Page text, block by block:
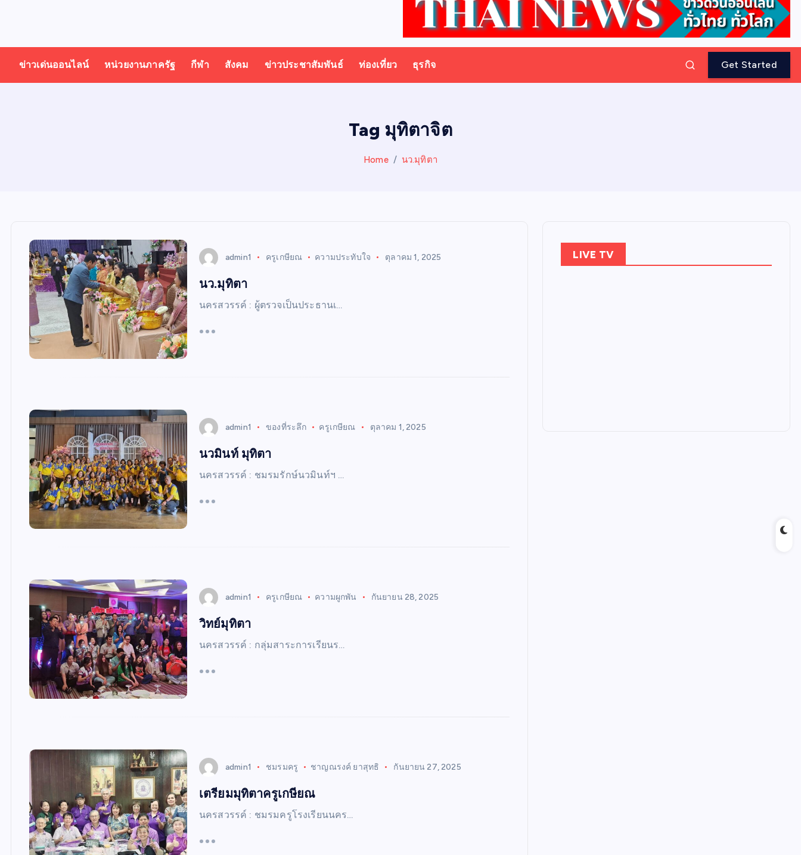
H
W
S
ข่าวเด่นออนไลน์ หน่วยงานภาครัฐ กีฬา สังคม ข่าวประชาสัมพันธ์ ท่องเที่ยว ธุรกิจ Get Started
Tag มุทิตาจิต
Home นว.มุทิตา
admin1 ครูเกษียณ ความประทับใจ ตุลาคม 1, 2025
นว.มุทิตา
นครสวรรค์ : ผู้ตรวจเป็นประธานเ…
admin1 ของที่ระลึก ครูเกษียณ ตุลาคม 1, 2025
นวมินท์ มุทิตา
นครสวรรค์ : ชมรมรักษ์นวมินท์ฯ …
admin1 ครูเกษียณ ความผูกพัน กันยายน 28, 2025
วิทย์มุทิตา
นครสวรรค์ : กลุ่มสาระการเรียนร…
admin1 ชมรมครู ชาญณรงค์ ยาสุทธิ กันยายน 27, 2025
เตรียมมุทิตาครูเกษียณ
นครสวรรค์ : ชมรมครูโรงเรียนนคร…
LIVE TV